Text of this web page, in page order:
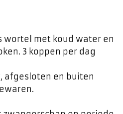
wortel met koud water en
3 koppen per dag
afgesloten en buiten